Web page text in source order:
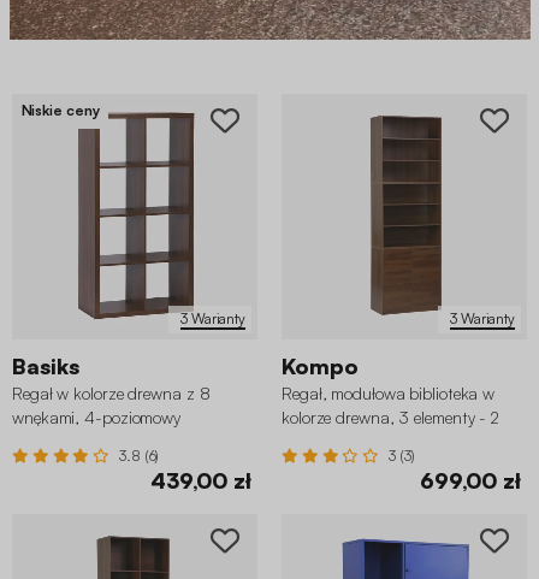
3 Warianty
Niskie ceny
Basiks
Regał w kolorze drewna z 8
wnękami, 4-poziomowy
3.8 (6)
439,00 zł
3 Warianty
Kompo
Regał, modułowa biblioteka w
kolorze drewna, 3 elementy - 2
3 (3)
699,00 zł